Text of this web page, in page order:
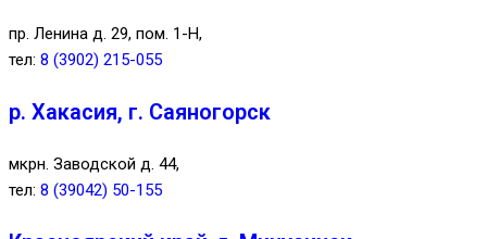
пр. Ленина д. 29, пом. 1-Н,
тел: 8 (3902) 215-055
р. Хакасия, г. Саяногорск
мкрн. Заводской д. 44,
тел: 8 (39042) 50-155